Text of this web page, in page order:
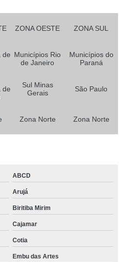
ZONA OESTE ZONA SUL
de Municípios Rio
de Janeiro
Municípios do
Paraná
de
Sul Minas
Gerais
São Paulo
Zona Norte Zona Norte
ABCD
Arujá
Biritiba Mirim
Cajamar
Cotia
Embu das Artes